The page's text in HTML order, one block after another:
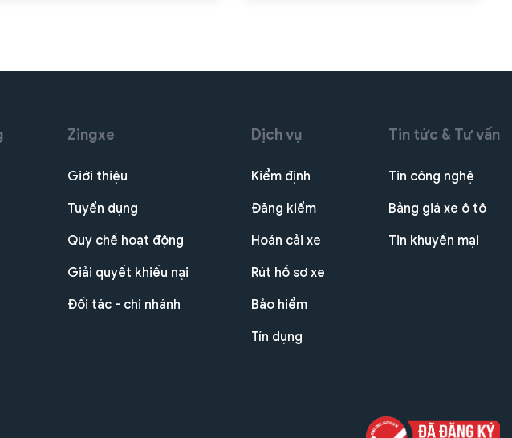
Zingxe
Giới thiệu
Tuyển dụng
Quy chế hoạt động
Giải quyết khiếu nại
Đối tác - chi nhánh
Dịch vụ
Kiểm định
Đăng kiểm
Hoán cải xe
Rút hồ sơ xe
Bảo hiểm
Tín dụng
Tin tức & Tư vấn
Tin công nghệ
Bảng giá xe ô tô
Tin khuyến mại